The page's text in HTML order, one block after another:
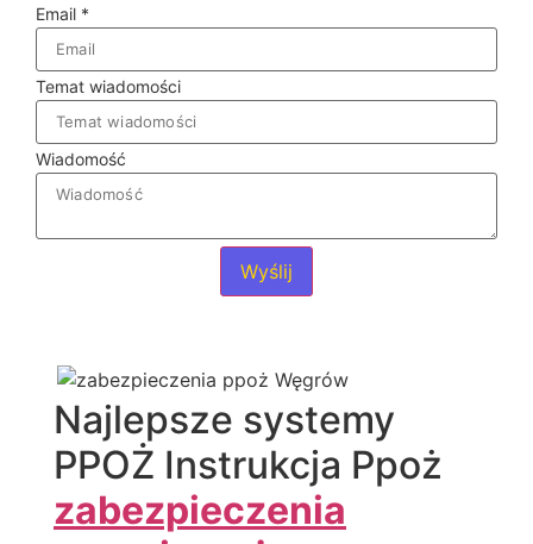
Email *
Temat wiadomości
Wiadomość
Wyślij
Najlepsze systemy
PPOŻ Instrukcja Ppoż
zabezpieczenia